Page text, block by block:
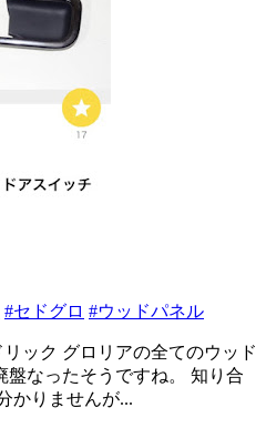
#セドグロ #ウッドパネル
ック グロリアの全てのウッド
盤なったそうですね。 知り合
かりませんが...